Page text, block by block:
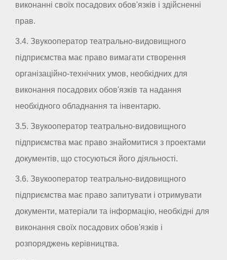
виконанні своїх посадових обов'язків і здійсненні
прав.
3.4. Звукооператор театрально-видовищного
підприємства має право вимагати створення
організаційно-технічних умов, необхідних для
виконання посадових обов'язків та надання
необхідного обладнання та інвентарю.
3.5. Звукооператор театрально-видовищного
підприємства має право знайомитися з проектами
документів, що стосуються його діяльності.
3.6. Звукооператор театрально-видовищного
підприємства має право запитувати і отримувати
документи, матеріали та інформацію, необхідні для
виконання своїх посадових обов'язків і
розпоряджень керівництва.